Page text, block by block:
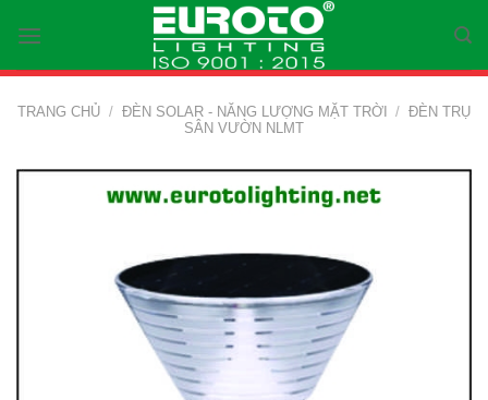
content
TRANG CHỦ / ĐÈN SOLAR - NĂNG LƯỢNG MẶT TRỜI / ĐÈN TRỤ
SÂN VƯỜN NLMT